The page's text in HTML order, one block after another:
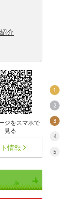
介
ジをスマホで
見る
情報
1
2
3
4
5